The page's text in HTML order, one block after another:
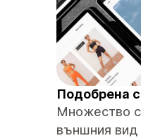
Подобрена
Множество
външния вид